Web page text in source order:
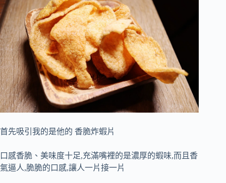
首先吸引我的是他的 香脆炸蝦片
口感香脆、美味度十足,充滿嘴裡的是濃厚的蝦味,而且香
氣逼人,脆脆的口感,讓人一片接一片